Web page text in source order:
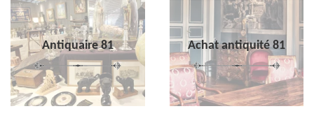
Antiquaire 81 Achat antiquité 81